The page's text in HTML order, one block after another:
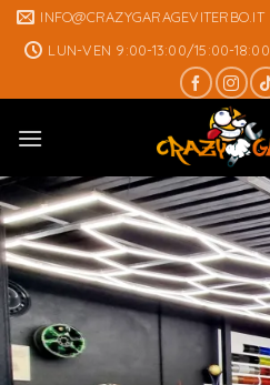
Skip INFO@CRAZYGARAGEVITERBO.IT
LUN-VEN 9:00-13:00/15:00-18:00